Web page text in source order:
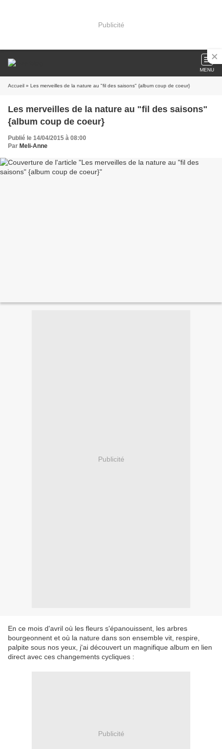
Publicité
MENU
Accueil » Les merveilles de la nature au "fil des saisons" {album coup de coeur}
Les merveilles de la nature au "fil des saisons"
{album coup de coeur}
Publié le 14/04/2015 à 08:00
Par Meli-Anne
Publicité
En ce mois d'avril où les fleurs s'épanouissent, les arbres
bourgeonnent et où la nature dans son ensemble vit, respire,
palpite sous nos yeux, j'ai découvert un magnifique album en lien
direct avec ces changements cycliques :
Publicité